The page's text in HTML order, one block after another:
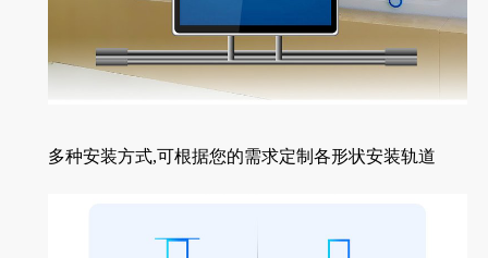
多种安装方式,可根据您的需求定制各形状安装轨道